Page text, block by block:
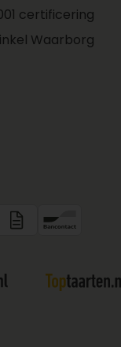
certificering
Waarborg